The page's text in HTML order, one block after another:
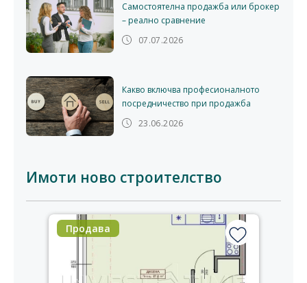
Самостоятелна продажба или брокер
– реално сравнение
07.07.2026
Какво включва професионалното
посредничество при продажба
23.06.2026
Имоти ново строителство
Продава